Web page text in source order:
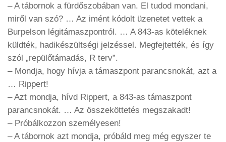
– A tábornok a fürdőszobában van. El tudod mondani,
miről van szó? … Az imént kódolt üzenetet vettek a
Burpelson légitámaszpontról. … A 843-as köteléknek
küldték, hadikészültségi jelzéssel. Megfejtették, és így
szól „repülőtámadás, R terv”.
– Mondja, hogy hívja a támaszpont parancsnokát, azt a
… Rippert!
– Azt mondja, hívd Rippert, a 843-as támaszpont
parancsnokát. … Az összeköttetés megszakadt!
– Próbálkozzon személyesen!
– A tábornok azt mondja, próbáld meg még egyszer te